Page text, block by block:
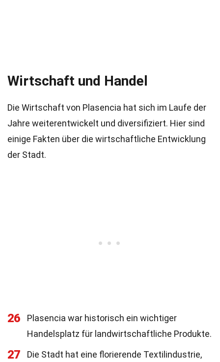
Wirtschaft und Handel
Die Wirtschaft von Plasencia hat sich im Laufe der
Jahre weiterentwickelt und diversifiziert. Hier sind
einige Fakten über die wirtschaftliche Entwicklung
der Stadt.
26
Plasencia war historisch ein wichtiger
Handelsplatz für landwirtschaftliche Produkte.
27
Die Stadt hat eine florierende Textilindustrie,